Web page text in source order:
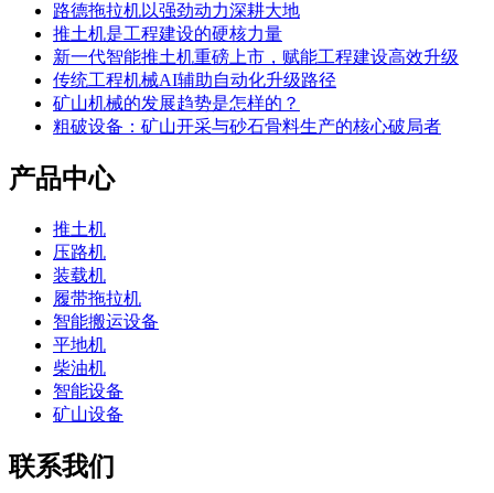
路德拖拉机以强劲动力深耕大地
推土机是工程建设的硬核力量
新一代智能推土机重磅上市，赋能工程建设高效升级
传统工程机械AI辅助自动化升级路径
矿山机械的发展趋势是怎样的？
粗破设备：矿山开采与砂石骨料生产的核心破局者
产品中心
推土机
压路机
装载机
履带拖拉机
智能搬运设备
平地机
柴油机
智能设备
矿山设备
联系我们